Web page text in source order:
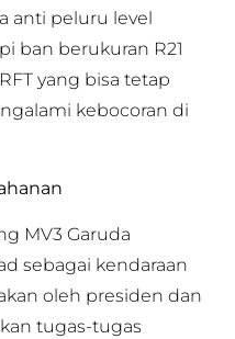
anti peluru level
ban berukuran R21
yang bisa tetap
kebocoran di
MV3 Garuda
sebagai kendaraan
oleh presiden dan
tugas-tugas